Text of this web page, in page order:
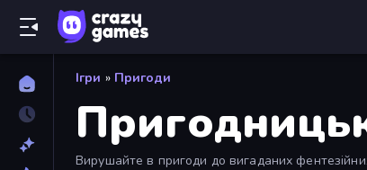
Ігри » Пригоди
Вирушайте в пригоди до вигаданих